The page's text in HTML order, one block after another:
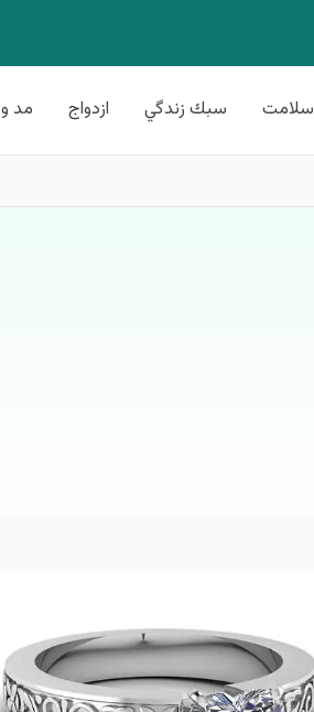
سلامت سبك زندگي ازدواج مد